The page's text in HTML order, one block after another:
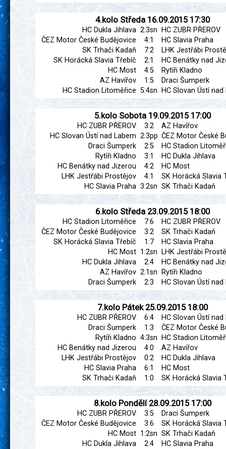
4.kolo Středa 16.09.2015 17:30
HC Dukla Jihlava 2:3sn
HC ZUBR PŘEROV
ČEZ Motor České Budějovice
4:1
HC Slavia Praha
SK Trhači Kadaň
7:2
LHK Jestřábi
SK Horácká Slavia Třebíč
2:1
HC Benátky nad
HC Most
4:5
Rytíři Kladno
AZ Havířov
1:5
Draci Šumperk
HC Stadion Litoměřice 5:4sn HC Slovan Ústí nad
5.kolo Sobota 19.09.2015 17:00
HC ZUBR PŘEROV 3:2
AZ Havířov
HC Slovan Ústí nad Labem 2:3pp ČEZ Motor České
Draci Šumperk
2:5
HC Stadion
Rytíři Kladno
3:1
HC Dukla Jihlava
HC Benátky nad Jizerou
4:2
HC Most
LHK Jestřábi Prostějov
4:1
SK Horácká Slavia
HC Slavia Praha 3:2sn SK Trhači Kadaň
6.kolo Středa 23.09.2015 18:00
HC Stadion Litoměřice 7:6
HC ZUBR PŘEROV
ČEZ Motor České Budějovice
3:2
SK Trhači Kadaň
SK Horácká Slavia Třebíč
1:7
HC Slavia Praha
HC Most 1:2sn
LHK Jestřábi
HC Dukla Jihlava
2:4
HC Benátky nad
AZ Havířov 2:1sn
Rytíři Kladno
Draci Šumperk
2:3 HC Slovan Ústí nad
7.kolo Pátek 25.09.2015 18:00
HC ZUBR PŘEROV 6:4
HC Slovan Ústí nad
Draci Šumperk
1:3
ČEZ Motor České
Rytíři Kladno 4:3sn
HC Stadion
HC Benátky nad Jizerou
4:0
AZ Havířov
LHK Jestřábi Prostějov
0:2
HC Dukla Jihlava
HC Slavia Praha
6:1
HC Most
SK Trhači Kadaň
1:0 SK Horácká Slavia
8.kolo Pondělí 28.09.2015 17:00
HC ZUBR PŘEROV 3:5
Draci Šumperk
ČEZ Motor České Budějovice
3:6
SK Horácká Slavia
HC Most 1:2sn SK Trhači Kadaň
HC Dukla Jihlava
2:4
HC Slavia Praha